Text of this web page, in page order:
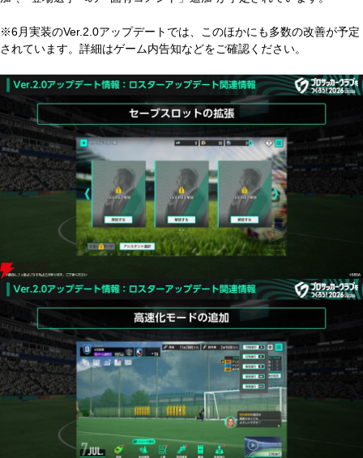
※6月実装のVer.2.0アップデートでは、このほかにも多数の改善が予定
されています。詳細はゲーム内告知などをご確認ください。